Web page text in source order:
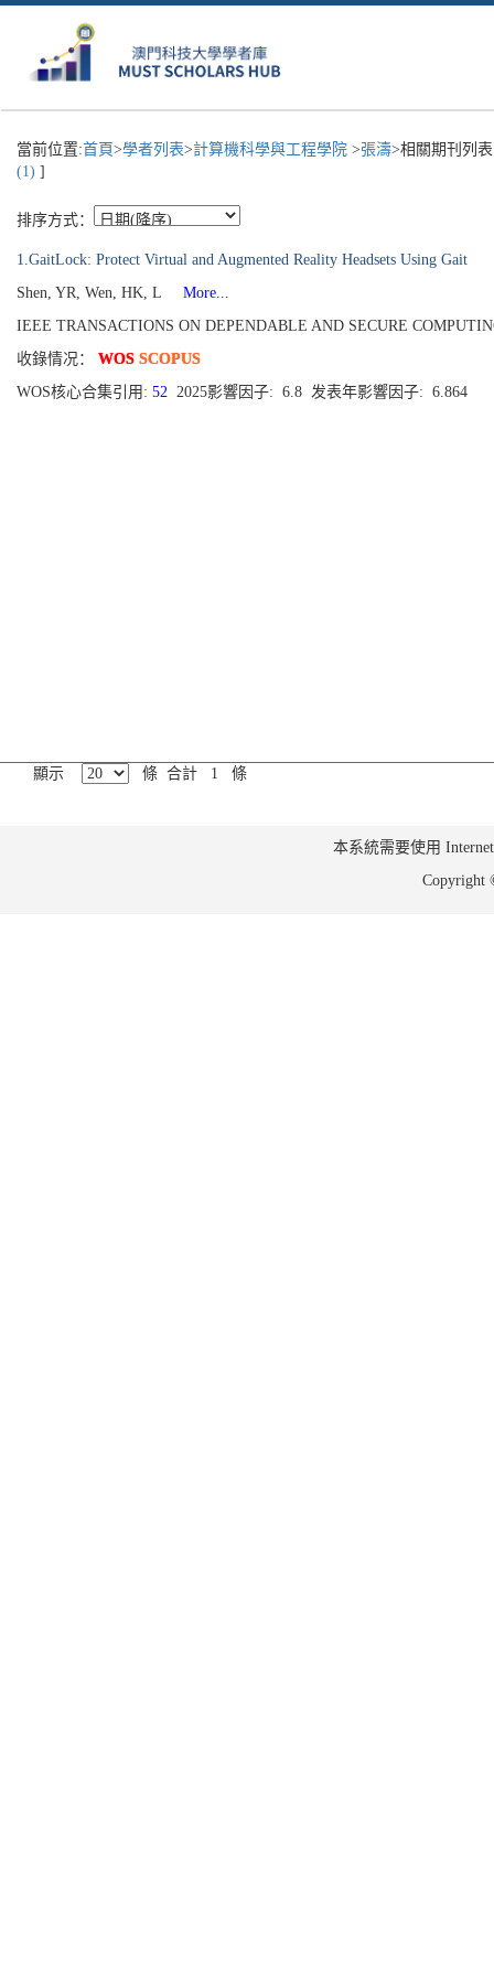
當前位置:首頁>學者列表>計算機科學與工程學院 >張濤>相關期刊列
(1) ]
排序方式：
1.GaitLock: Protect Virtual and Augmented Reality Headsets Using Gait
Shen, YR, Wen, HK, L
More...
IEEE TRANSACTIONS ON DEPENDABLE AND SECURE
收錄情况： WOS SCOPUS
WOS核心合集引用: 52 2025影響因子: 6.8 发表年影響因子: 6.864
顯示 條 合計 1 條
本系統需要使用
Copyright